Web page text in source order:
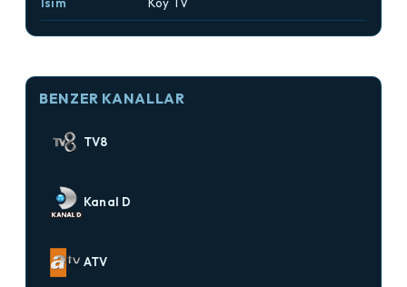
BENZER KANALLAR
TV8
Kanal D
ATV